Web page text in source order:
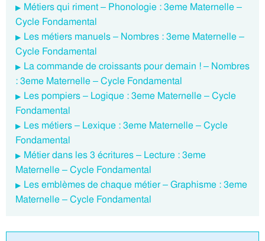
Métiers qui riment – Phonologie : 3eme Maternelle –
Cycle Fondamental
Les métiers manuels – Nombres : 3eme Maternelle –
Cycle Fondamental
La commande de croissants pour demain ! – Nombres
: 3eme Maternelle – Cycle Fondamental
Les pompiers – Logique : 3eme Maternelle – Cycle
Fondamental
Les métiers – Lexique : 3eme Maternelle – Cycle
Fondamental
Métier dans les 3 écritures – Lecture : 3eme
Maternelle – Cycle Fondamental
Les emblèmes de chaque métier – Graphisme : 3eme
Maternelle – Cycle Fondamental